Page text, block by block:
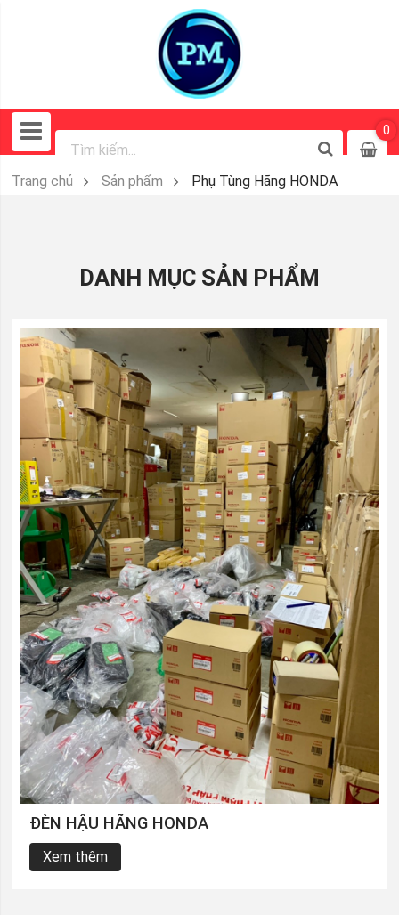
0
Trang chủ Sản phẩm Phụ Tùng Hãng HONDA
DANH MỤC SẢN PHẨM
ĐÈN HẬU HÃNG HONDA
Xem thêm